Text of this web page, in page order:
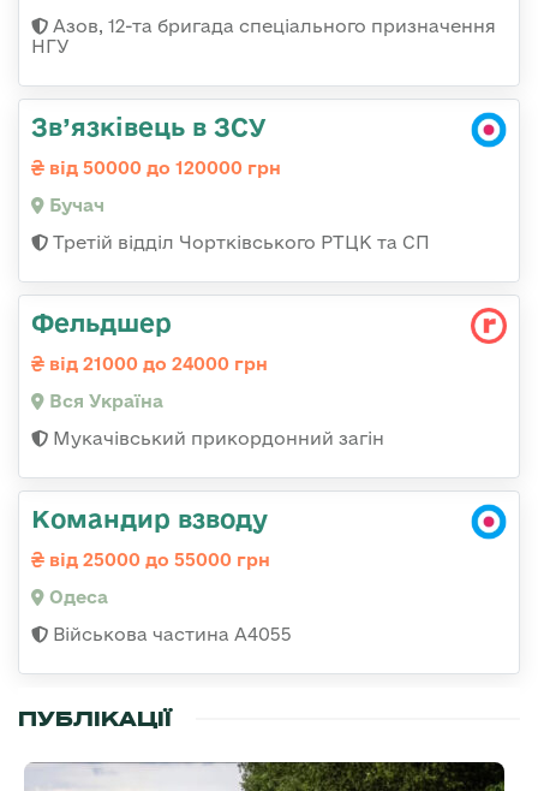
Азов, 12-та бригада спеціального призначення
НГУ
Зв’язківець в ЗСУ
від 50000 до 120000 грн
Бучач
Третій відділ Чортківського РТЦК та СП
Фельдшер
від 21000 до 24000 грн
Вся Україна
Мукачівський прикордонний загін
Командир взводу
від 25000 до 55000 грн
Одеса
Військова частина А4055
ПУБЛІКАЦІЇ